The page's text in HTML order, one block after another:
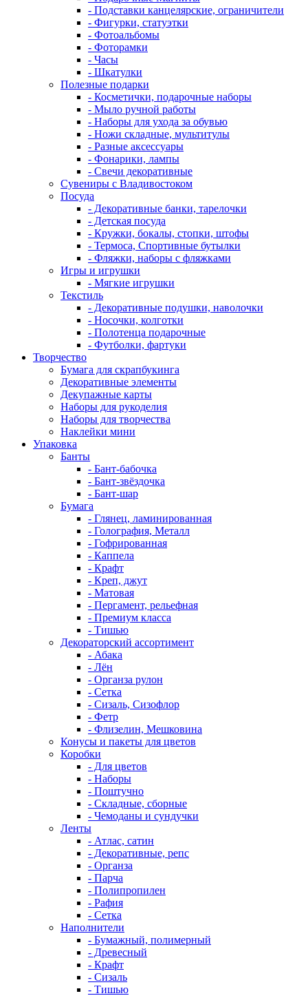
- Подставки канцелярские, ограничители
- Фигурки, статуэтки
- Фотоальбомы
- Фоторамки
- Часы
- Шкатулки
Полезные подарки
- Косметички, подарочные наборы
- Мыло ручной работы
- Наборы для ухода за обувью
- Ножи складные, мультитулы
- Разные аксессуары
- Фонарики, лампы
- Свечи декоративные
Сувениры с Владивостоком
Посуда
- Декоративные банки, тарелочки
- Детская посуда
- Кружки, бокалы, стопки, штофы
- Термоса, Спортивные бутылки
- Фляжки, наборы с фляжками
Игры и игрушки
- Мягкие игрушки
Текстиль
- Декоративные подушки, наволочки
- Носочки, колготки
- Полотенца подарочные
- Футболки, фартуки
Творчество
Бумага для скрапбукинга
Декоративные элементы
Декупажные карты
Наборы для рукоделия
Наборы для творчества
Наклейки мини
Упаковка
Банты
- Бант-бабочка
- Бант-звёздочка
- Бант-шар
Бумага
- Глянец, ламинированная
- Голография, Металл
- Гофрированная
- Каппела
- Крафт
- Креп, джут
- Матовая
- Пергамент, рельефная
- Премиум класса
- Тишью
Декораторский ассортимент
- Абака
- Лён
- Органза рулон
- Сетка
- Сизаль, Сизофлор
- Фетр
- Флизелин, Мешковина
Конусы и пакеты для цветов
Коробки
- Для цветов
- Наборы
- Поштучно
- Складные, сборные
- Чемоданы и сундучки
Ленты
- Атлас, сатин
- Декоративные, репс
- Органза
- Парча
- Полипропилен
- Рафия
- Сетка
Наполнители
- Бумажный, полимерный
- Древесный
- Крафт
- Сизаль
- Тишью